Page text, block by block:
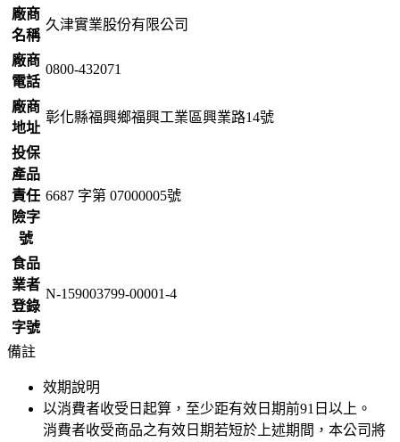
廠商
名稱
久津實業股份有限公司
廠商
電話
0800-432071
廠商
地址
彰化縣福興鄉福興工業區興業路14號
投保
產品
責任
險字
號
6687 字第 07000005號
食品
業者
登錄
字號
N-159003799-00001-4
備註
效期說明
以消費者收受日起算，至少距有效日期前91 日以上。
消費者收受商品之有效日期若短於上述期間，本公司將